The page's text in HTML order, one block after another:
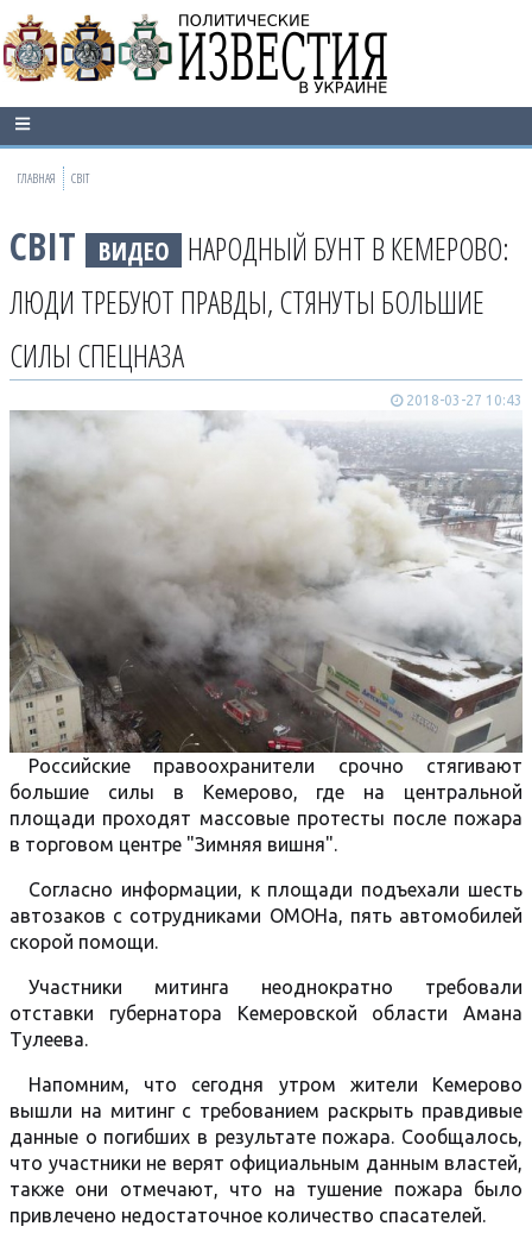
ГЛАВНАЯ СВІТ
СВІТ ВИДЕО НАРОДНЫЙ БУНТ В КЕМЕРОВО:
ЛЮДИ ТРЕБУЮТ ПРАВДЫ, СТЯНУТЫ БОЛЬШИЕ
СИЛЫ СПЕЦНАЗА
2018-03-27 10:43
Российские правоохранители срочно стягивают
большие силы в Кемерово, где на центральной
площади проходят массовые протесты после пожара
в торговом центре "Зимняя вишня".
Согласно информации, к площади подъехали шесть
автозаков с сотрудниками ОМОНа, пять автомобилей
скорой помощи.
Участники митинга неоднократно требовали
отставки губернатора Кемеровской области Амана
Тулеева.
Напомним, что сегодня утром жители Кемерово
вышли на митинг с требованием раскрыть правдивые
данные о погибших в результате пожара. Сообщалось,
что участники не верят официальным данным властей,
также они отмечают, что на тушение пожара было
привлечено недостаточное количество спасателей.